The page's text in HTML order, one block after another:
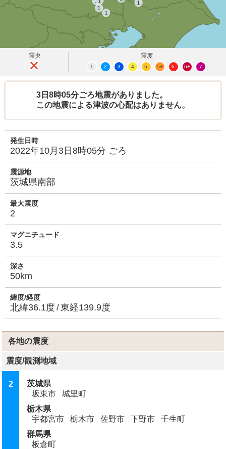
震央 震度
1 2 3 4 5- 5+ 6- 6+ 7
3日8時05分ごろ地震がありました。
この地震による津波の心配はありません。
発生日時
2022年10月3日8時05分 ごろ
震源地
茨城県南部
最大震度
2
マグニチュード
3.5
深さ
50km
緯度/経度
北緯36.1度 東経139.9度
各地の震度
震度/観測地域
2
茨城県
坂東市
城里町
栃木県
宇都宮市
栃木市 佐野市 下野市
壬生町
群馬県
板倉町